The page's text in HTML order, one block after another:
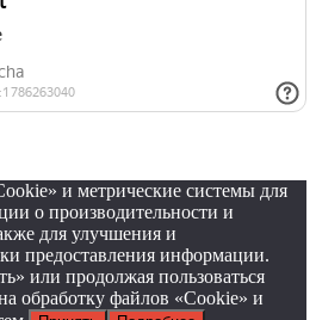
и метрические системы для
о производительности и
для улучшения и
предоставления информации.
или продолжая пользоваться
обработку файлов «Cookie» и